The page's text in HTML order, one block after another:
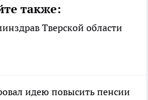
также:
Тверской области
идею повысить пенсии